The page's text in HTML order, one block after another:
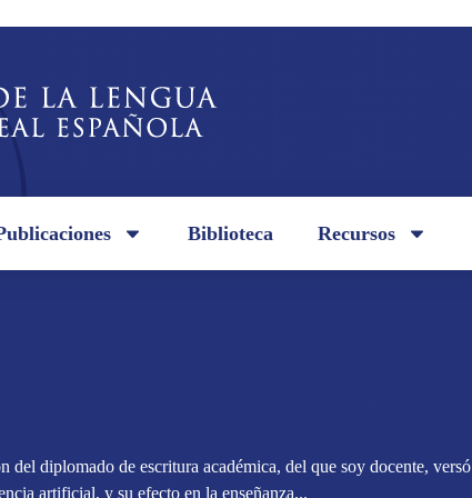
Biblioteca Recursos
del diplomado de escritura académica, del que soy docente, versó
artificial, y su efecto en la enseñanza...